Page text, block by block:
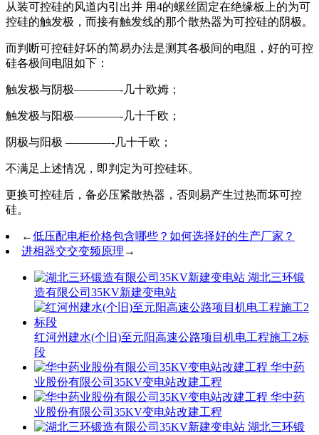
从装可控硅的风道内引出并 用4的螺丝固定在绝缘板上的为可
控硅的触发极，而接有触发线的那个散热器为可控硅的阴极。
而判断可控硅好坏的简易办法是测其各极间的电阻，好的可控
硅各极间电阻如下：
触发极与阴极————-几十欧姆；
触发极与阳极————-几十千欧；
阴极与阳极 ————-几十千欧；
不满足上述情况，即判定为可控硅坏。
更换可控硅后，备必压紧散热器，否则易产生过热而坏可控
硅。
←低压配电柜价格包含哪些？如何选择好的生产厂家？
进相器交交变频原理 →
湖北三环锻
造有限公司35KV新建变电站
红河州建水(个旧)至元阳高速公路项目机电工程施工2标
段
华中药
业股份有限公司35KV变电站改建工程
华中药
业股份有限公司35KV变电站改建工程
湖北三环锻